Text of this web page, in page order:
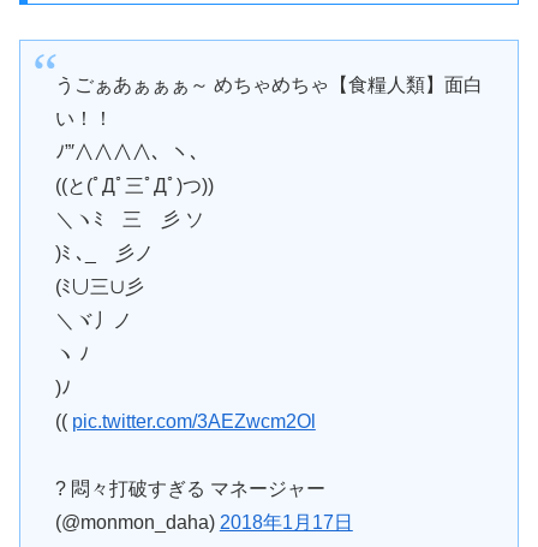
うごぁあぁぁぁ～ めちゃめちゃ【食糧人類】面白
い！！
ﾉ”′∧∧∧∧、ヽ､
((と(ﾟДﾟ三ﾟДﾟ)つ))
＼ヽﾐ 三 彡 ソ
)ﾐ ､_ 彡ノ
(ﾐ∪三∪彡
＼ヾ丿ノ
ヽ ﾉ
)ﾉ
(( pic.twitter.com/3AEZwcm2Ol
? 悶々打破すぎる マネージャー
(@monmon_daha) 2018年1月17日